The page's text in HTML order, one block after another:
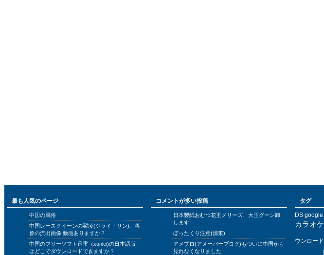
最も人気のページ
中国の風俗
中国レースクイーンの翟凌(ジャイ・リン)、兽
兽の流出画像,動画ありますか？
中国のフリーソフト迅雷（xunlei)の日本語版
はどこでダウンロードできますか？
コメントが多い投稿
日本製紙おむつ花王メリーズ、大王グーン卸
します
ぼったくり注意(浦東)
アメブロ(アメーバーブログ)もついに中国から
見れなくなりました
タグ
DS google
カラオケ
ウンロード